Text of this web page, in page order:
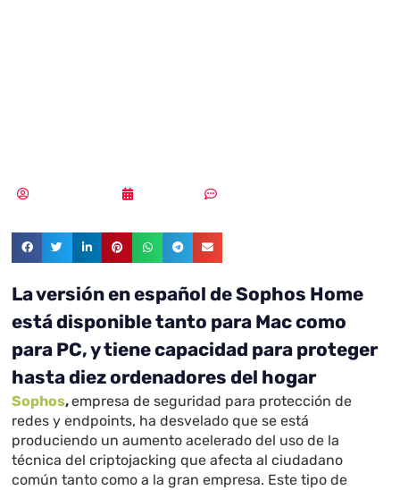
La versión en español de Sophos Home
está disponible tanto para Mac como
para PC, y tiene capacidad para proteger
hasta diez ordenadores del hogar
Sophos,empresa de seguridad para protección de
redes y endpoints, ha desvelado que se está
produciendo un aumento acelerado del uso de la
técnica del criptojacking que afecta al ciudadano
común tanto como a la gran empresa. Este tipo de